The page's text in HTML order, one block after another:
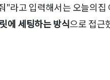
라고 입력해서는 오늘의
에 세팅하는 방식으로 접근